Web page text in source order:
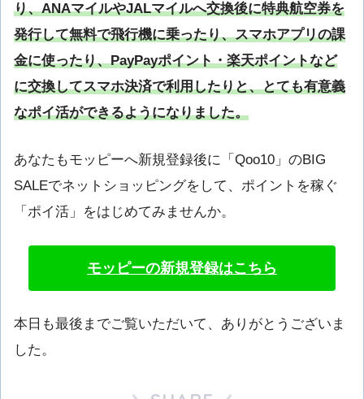
り、ANAマイルやJALマイルへ交換後に特典航空券を
発行して無料で飛行機に乗ったり、スマホアプリの課
金に使ったり、PayPayポイント・楽天ポイントなど
に交換してスマホ決済で利用したりと、とても有意義
なポイ活ができるようになりました。
あなたもモッピーへ新規登録後に「Qoo10」のBIG
SALEでネットショッピングをして、ポイントを稼ぐ
「ポイ活」をはじめてみませんか。
モッピーの新規登録はこちら
本日も最後までご覧いただいて、ありがとうございま
した。